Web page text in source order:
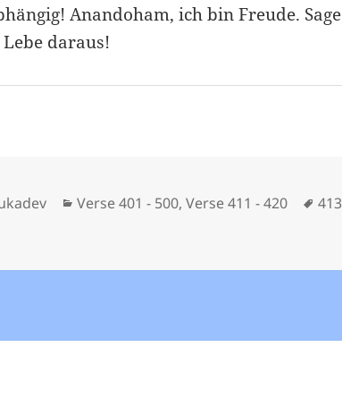
Anandoham, ich bin Freude.
daraus!
Kategorien
Verse 401 - 500,Verse 411 - 420